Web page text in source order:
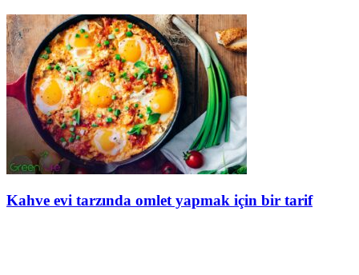
Kahve evi tarzında omlet yapmak için bir tarif